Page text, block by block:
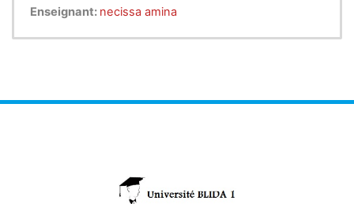
Enseignant: necissa amina